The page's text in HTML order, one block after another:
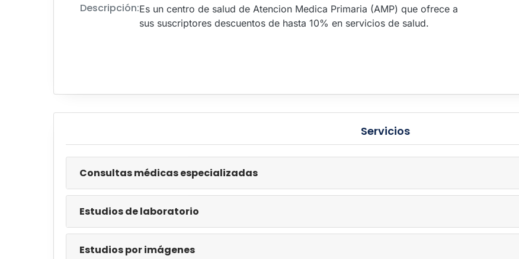
Su solicitud no ha sido
procesada.
Descripción:Es un centro de salud de Atencion Medica Primaria (AMP) que ofrece a
sus suscriptores descuentos de hasta 10% en servicios de salud.
Servicios
consultas médicas especializadas
estudios de laboratorio
estudios por imágenes